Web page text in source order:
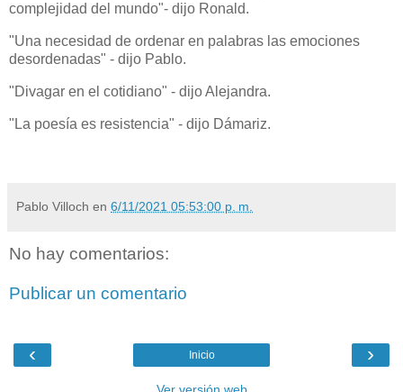
complejidad del mundo"- dijo Ronald.
"Una necesidad de ordenar en palabras las emociones
desordenadas" - dijo Pablo.
"Divagar en el cotidiano" - dijo Alejandra.
"La poesía es resistencia" - dijo Dámariz.
Pablo Villoch en 6/11/2021 05:53:00 p. m.
No hay comentarios:
Publicar un comentario
‹ ›
Inicio